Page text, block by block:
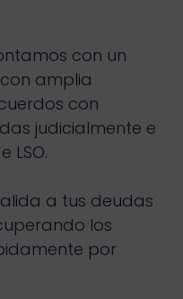
con un
amplia
con
judicialmente e
LSO.
a tus deudas
los
por